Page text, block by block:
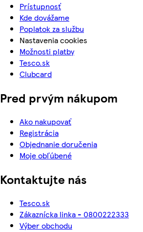
Prístupnosť
Kde dovážame
Poplatok za službu
Nastavenia cookies
Možnosti platby
Tesco.sk
Clubcard
Pred prvým nákupom
Ako nakupovať
Registrácia
Objednanie doručenia
Moje obľúbené
Kontaktujte nás
Tesco.sk
Zákaznícka linka - 0800222333
Výber obchodu